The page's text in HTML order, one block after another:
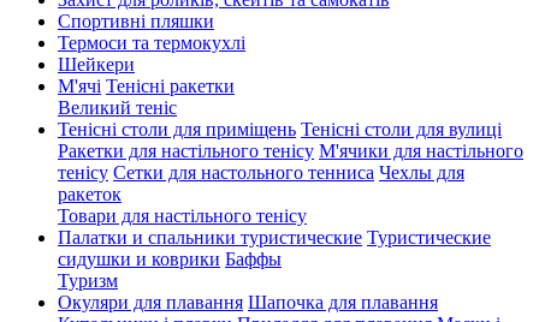
Спортивні пляшки
Термоси та термокухлі
Шейкери
М'ячі Тенісні ракетки
Великий теніс
Тенісні столи для приміщень Тенісні столи для вулиці
Ракетки для настільного тенісу М'ячики для настільного
тенісу Сетки для настольного тенниса Чехлы для
ракеток
Товари для настільного тенісу
Палатки и спальники туристические Туристические
сидушки и коврики Баффы
Туризм
Окуляри для плавання Шапочка для плавання